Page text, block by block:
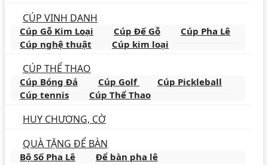
CÚP VINH DANH
Cúp Gỗ Kim Loại Cúp Đế Gỗ
Cúp Pha Lê
Cúp nghệ thuật
Cúp kim loại
CÚP THỂ THAO
Cúp Bóng Đá Cúp Golf
Cúp Pickleball
Cúp tennis
Cúp Thể Thao
HUY CHƯƠNG, CỜ
QUÀ TẶNG ĐỂ BÀN
Bộ Số Pha Lê Để bàn pha lê